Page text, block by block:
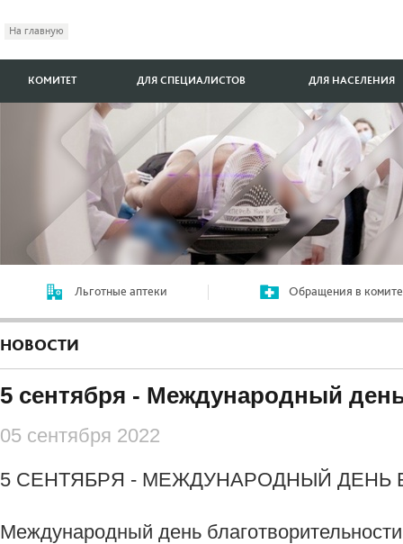
На главную
КОМИТЕТ ДЛЯ СПЕЦИАЛИСТОВ ДЛЯ НАСЕЛЕНИЯ
Льготные аптеки Обращения в
НОВОСТИ
5 cентября - Международный
05 сентября 2022
5 СЕНТЯБРЯ - МЕЖДУНАРОДНЫЙ ДЕНЬ
Международный день